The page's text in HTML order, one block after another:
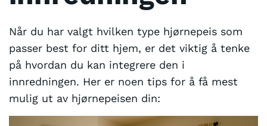
Når du har valgt hvilken type hjørnepeis som
passer best for ditt hjem, er det viktig å tenke
på hvordan du kan integrere den i
innredningen. Her er noen tips for å få mest
mulig ut av hjørnepeisen din: